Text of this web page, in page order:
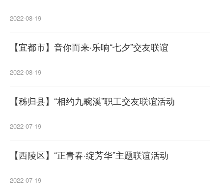
2022-08-19
【宜都市】音你而来·乐响“七夕”交友联谊
2022-08-19
【秭归县】“相约九畹溪”职工交友联谊活动
2022-07-19
【西陵区】“正青春·绽芳华”主题联谊活动
2022-07-19